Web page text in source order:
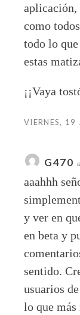
aplicación,
como
todo lo
estas
¡¡Vaya
VIERNES,
G470
aaahhh
y ver en
en beta y
sentido.
usuarios
lo que más